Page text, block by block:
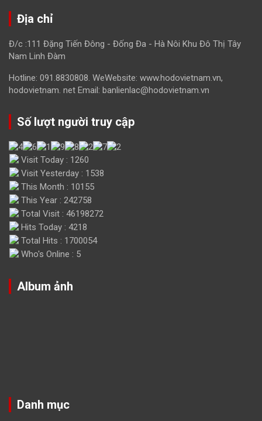
Địa chỉ
Đ/c :111 Đặng Tiến Đông - Đống Đa - Hà Nôi Khu Đô Thị Tây
Nam Linh Đàm
Hotline: 091.8830808. WeWebsite: www.hodovietnam.vn,
hodovietnam. net Email: banlienlac@hodovietnam.vn
Số lượt người truy cập
Visit Today : 1260
Visit Yesterday : 1538
This Month : 10155
This Year : 242758
Total Visit : 46198272
Hits Today : 4218
Total Hits : 1700054
Who's Online : 5
Album ảnh
Danh mục